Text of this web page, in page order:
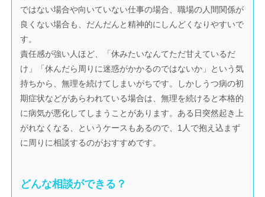
ではない場合や向いていない仕事の場合、職場の人間関係が
良くない場合も、だんだんと精神的にしんどくなりやすいで
す。
責任感が強い人ほど、「休みたいなんてただ甘えているだ
け」「休んだら周りに迷惑がかかるのではないか」という気
持ちから、無理を続けてしまいがちです。しかしうつ病の初
期症状などがあらわれている場合は、無理を続けると本格的
に病気が悪化してしまうことがあります。ある日突然起き上
がれなくなる、というケースもあるので、1人で抱え込まず
に周りに相談するのがおすすめです。
どんな相談ができる？